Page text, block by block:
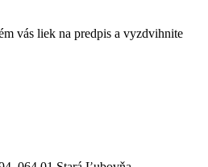
vás liek na predpis a vyzdvihnite